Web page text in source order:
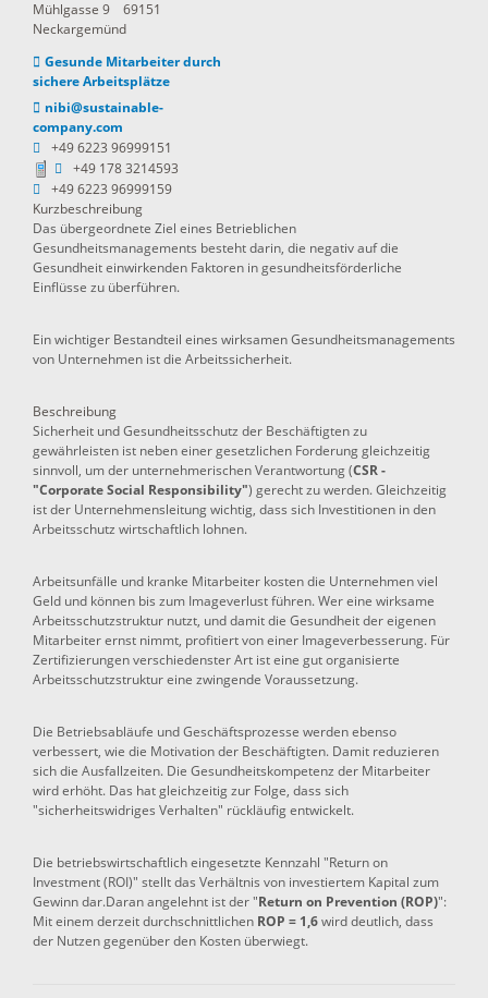
Mühlgasse 9
69151
Neckargemünd
Gesunde Mitarbeiter durch
sichere Arbeitsplätze
nibi@sustainable-
company.com
+49 6223 96999151
+49 178 3214593
+49 6223 96999159
Kurzbeschreibung
Das übergeordnete Ziel eines Betrieblichen
Gesundheitsmanagements besteht darin, die negativ auf die
Gesundheit einwirkenden Faktoren in gesundheitsförderliche
Einflüsse zu überführen.
Ein wichtiger Bestandteil eines wirksamen Gesundheitsmanagements
von Unternehmen ist die Arbeitssicherheit.
Beschreibung
Sicherheit und Gesundheitsschutz der Beschäftigten zu
gewährleisten ist neben einer gesetzlichen Forderung gleichzeitig
sinnvoll, um der unternehmerischen Verantwortung (CSR -
"Corporate Social Responsibility") gerecht zu werden. Gleichzeitig
ist der Unternehmensleitung wichtig, dass sich Investitionen in den
Arbeitsschutz wirtschaftlich lohnen.
Arbeitsunfälle und kranke Mitarbeiter kosten die Unternehmen viel
Geld und können bis zum Imageverlust führen. Wer eine wirksame
Arbeitsschutzstruktur nutzt, und damit die Gesundheit der eigenen
Mitarbeiter ernst nimmt, profitiert von einer Imageverbesserung. Für
Zertifizierungen verschiedenster Art ist eine gut organisierte
Arbeitsschutzstruktur eine zwingende Voraussetzung.
Die Betriebsabläufe und Geschäftsprozesse werden ebenso
verbessert, wie die Motivation der Beschäftigten. Damit reduzieren
sich die Ausfallzeiten. Die Gesundheitskompetenz der Mitarbeiter
wird erhöht. Das hat gleichzeitig zur Folge, dass sich
"sicherheitswidriges Verhalten" rückläufig entwickelt.
Die betriebswirtschaftlich eingesetzte Kennzahl "Return on
Investment (ROI)" stellt das Verhältnis von investiertem Kapital zum
Gewinn dar.Daran angelehnt ist der "Return on Prevention (ROP)":
Mit einem derzeit durchschnittlichen ROP = 1,6wird deutlich, dass
der Nutzen gegenüber den Kosten überwiegt.